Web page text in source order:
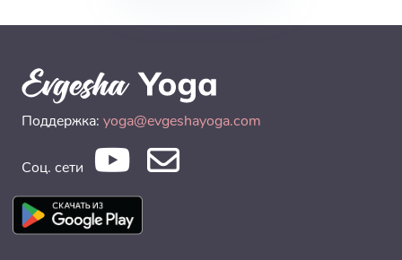
Поддержка: yoga@evgeshayoga.com
Соц. сети